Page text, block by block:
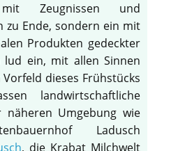
Zeugnissen und
zu Ende, sondern ein mit
Produkten gedeckter
lud ein, mit allen Sinnen
dieses Frühstücks
landwirtschaftliche
Umgebung wie
Ladusch
, die Krabat Milchwelt